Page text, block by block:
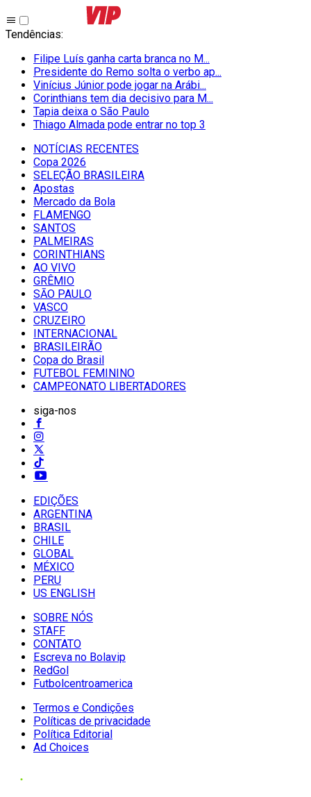
Tendências:
Filipe Luís ganha carta branca no M...
Presidente do Remo solta o verbo ap...
Vinícius Júnior pode jogar na Arábi...
Corinthians tem dia decisivo para M...
Tapia deixa o São Paulo
Thiago Almada pode entrar no top 3
NOTÍCIAS RECENTES
Copa 2026
SELEÇÃO BRASILEIRA
Apostas
Mercado da Bola
FLAMENGO
SANTOS
PALMEIRAS
CORINTHIANS
AO VIVO
GRÊMIO
SĀO PAULO
VASCO
CRUZEIRO
INTERNACIONAL
BRASILEIRÃO
Copa do Brasil
FUTEBOL FEMININO
CAMPEONATO LIBERTADORES
siga-nos
EDIÇÕES
ARGENTINA
BRASIL
CHILE
GLOBAL
MÉXICO
PERU
US ENGLISH
SOBRE NÓS
STAFF
CONTATO
Escreva no Bolavip
RedGol
Futbolcentroamerica
Termos e Condições
Políticas de privacidade
Política Editorial
Ad Choices